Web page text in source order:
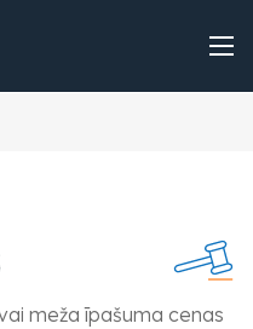
meža īpašuma cenas